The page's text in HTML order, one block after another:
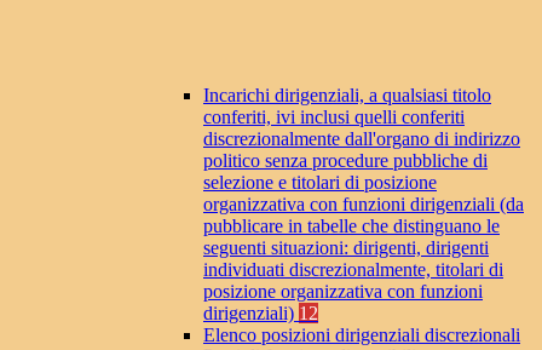
Incarichi dirigenziali, a qualsiasi titolo
conferiti, ivi inclusi quelli conferiti
discrezionalmente dall'organo di indirizzo
politico senza procedure pubbliche di
selezione e titolari di posizione
organizzativa con funzioni dirigenziali (da
pubblicare in tabelle che distinguano le
seguenti situazioni: dirigenti, dirigenti
individuati discrezionalmente, titolari di
posizione organizzativa con funzioni
dirigenziali) 12
Elenco posizioni dirigenziali discrezionali